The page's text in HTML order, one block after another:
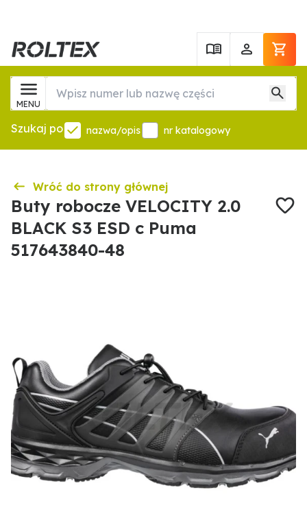
MENU
Szukaj po nazwa/opis nr katalogowy
Wróć do strony głównej
Buty robocze VELOCITY 2.0
BLACK S3 ESD c Puma
517643840-48